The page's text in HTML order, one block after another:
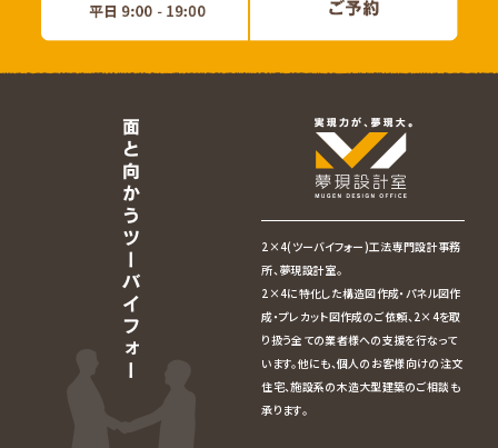
2×4(ツーバイフォー)工法専門設計事務
所、夢現設計室。
2×4に特化した構造図作成・パネル図作
成・プレカット図作成のご依頼、2×4を取
り扱う全ての業者様への支援を行なって
います。他にも、個人のお客様向けの注文
住宅、施設系の木造大型建築のご相談も
承ります。